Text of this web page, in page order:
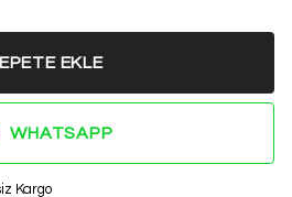
EKLE
WHATSAPP
Kargo